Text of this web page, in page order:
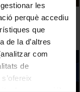
les
perquè accediu
que
de la d’altres
com
de
de navegació).
Biotecnologia,
2018. Part 1